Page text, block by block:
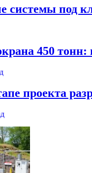
системы под
450
проекта